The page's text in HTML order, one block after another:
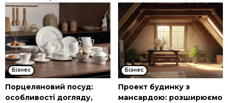
Бізнес
Порцеляновий посуд:
особливості догляду,
Бізнес
Проект будинку з
мансардою: розширюємо